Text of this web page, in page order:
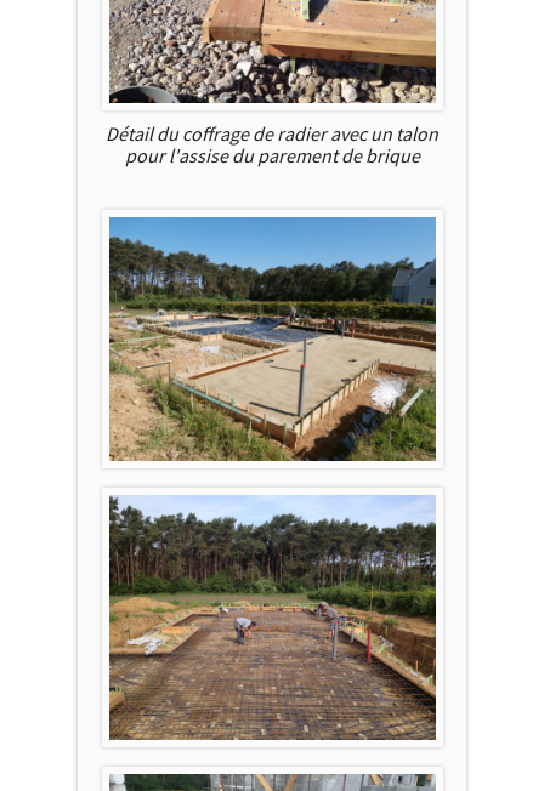
Détail du coffrage de radier avec un talon
pour l'assise du parement de brique